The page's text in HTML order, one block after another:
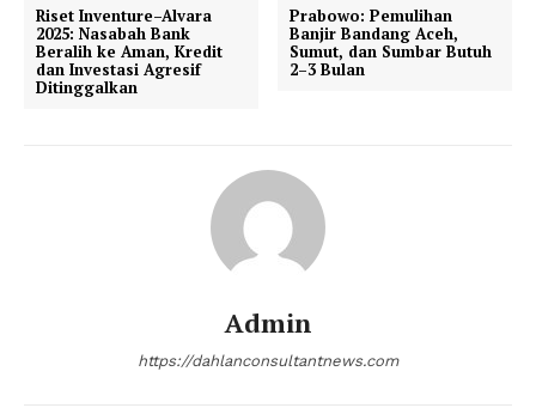
Riset Inventure–Alvara
2025: Nasabah Bank
Beralih ke Aman, Kredit
dan Investasi Agresif
Ditinggalkan
Prabowo: Pemulihan
Banjir Bandang Aceh,
Sumut, dan Sumbar Butuh
2–3 Bulan
Admin
https://dahlanconsultantnews.com